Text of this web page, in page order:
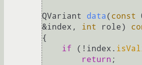
QVariant data ( const
&index, int role)
{
if (!index.
return ;